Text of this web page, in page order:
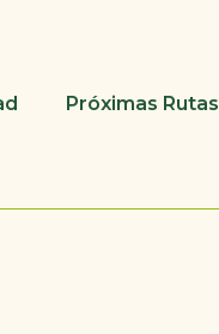
Próximas Rutas